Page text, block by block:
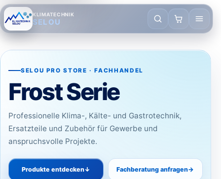
KLIMATECHNIK
SELOU
SELOU PRO STORE · FACHHANDEL
Frost Serie
Professionelle Klima-, Kälte- und Gastrotechnik,
Ersatzteile und Zubehör für Gewerbe und
anspruchsvolle Projekte.
Produkte entdecken↓ Fachberatung anfragen→